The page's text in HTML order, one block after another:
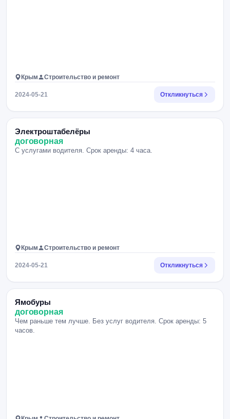
Крым Строительство и ремонт
2024-05-21 Откликнуться
Электроштабелёры
договорная
С услугами водителя. Срок аренды: 4 часа.
Крым Строительство и ремонт
2024-05-21 Откликнуться
Ямобуры
договорная
Чем раньше тем лучше. Без услуг водителя. Срок аренды: 5
часов.